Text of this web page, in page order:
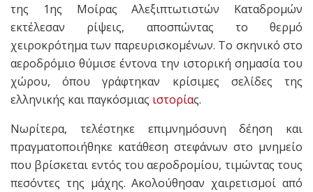
της 1ης Μοίρας Αλεξιπτωτιστών Καταδρομών
εκτέλεσαν ρίψεις, αποσπώντας το θερμό
χειροκρότημα των παρευρισκομένων. Το σκηνικό στο
αεροδρόμιο θύμισε έντονα την ιστορική σημασία του
χώρου, όπου γράφτηκαν κρίσιμες σελίδες της
ελληνικής και παγκόσμιας ιστορίας.
Νωρίτερα, τελέστηκε επιμνημόσυνη δέηση και
πραγματοποιήθηκε κατάθεση στεφάνων στο μνημείο
που βρίσκεται εντός του αεροδρομίου, τιμώντας τους
πεσόντες της μάχης. Ακολούθησαν χαιρετισμοί από